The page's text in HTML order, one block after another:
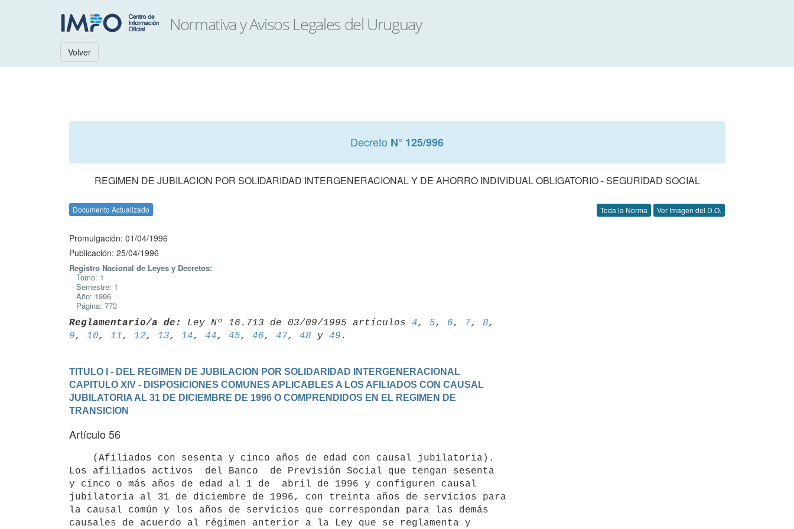
Volver
Decreto N° 125/996
REGIMEN DE JUBILACION POR SOLIDARIDAD INTERGENERACIONAL Y DE AHORRO INDIVIDUAL OBLIGATORIO - SEGURIDAD SOCIAL
Documento Actualizado Toda la Norma Ver Imagen del D.O.
Promulgación: 01/04/1996
Publicación: 25/04/1996
Registro Nacional de Leyes y Decretos:
Tomo: 1
Semestre: 1
Año: 1996
Página: 773
Reglamentario/a de: Ley Nº 16.713 de 03/09/1995 artículos 4, 5, 6, 7, 8,
9, 10, 11 , 12, 13, 14, 44, 45, 46, 47, 48 y 49
TITULO I - DEL REGIMEN DE JUBILACION POR SOLIDARIDAD INTERGENERACIONAL
CAPITULO XIV - DISPOSICIONES COMUNES APLICABLES A LOS AFILIADOS CON CAUSAL
JUBILATORIA AL 31 DE DICIEMBRE DE 1996 O COMPRENDIDOS EN EL REGIMEN DE
TRANSICION
Artículo 56
Los afiliados activos  del Banco  de Previsión Social que tengan sesenta
y cinco o más años de edad al 1 de  abril de 1996 y configuren causal
jubilatoria al 31 de diciembre de 1996, con treinta años de servicios para
la causal común y los años de servicios que correspondan para las demás
causales de acuerdo al régimen anterior a la Ley que se reglamenta y